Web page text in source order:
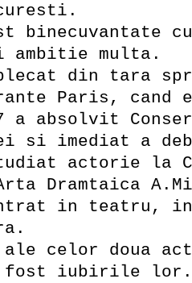
binecuvantate
multa.
din tara
Paris, cand
a absolvit
si imediat a
actorie la
Dramtaica
in teatru, in
ale celor doua
fost iubirile lor.